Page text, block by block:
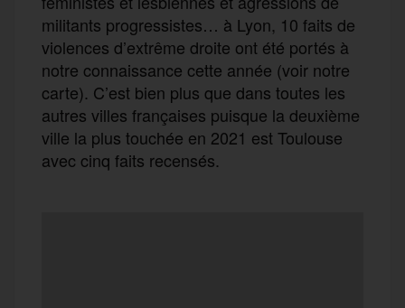
militants progressistes… à Lyon, 10 faits de
violences d’extrême droite ont été portés à
notre connaissance cette année (voir notre
carte). C’est bien plus que dans toutes les
autres villes françaises puisque la deuxième
ville la plus touchée en 2021 est Toulouse
avec cinq faits recensés.